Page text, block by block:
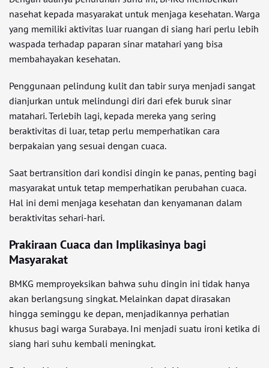
nasehat kepada masyarakat untuk menjaga kesehatan. Warga
yang memiliki aktivitas luar ruangan di siang hari perlu lebih
waspada terhadap paparan sinar matahari yang bisa
membahayakan kesehatan.
Penggunaan pelindung kulit dan tabir surya menjadi sangat
dianjurkan untuk melindungi diri dari efek buruk sinar
matahari. Terlebih lagi, kepada mereka yang sering
beraktivitas di luar, tetap perlu memperhatikan cara
berpakaian yang sesuai dengan cuaca.
Saat bertransition dari kondisi dingin ke panas, penting bagi
masyarakat untuk tetap memperhatikan perubahan cuaca.
Hal ini demi menjaga kesehatan dan kenyamanan dalam
beraktivitas sehari-hari.
Prakiraan Cuaca dan Implikasinya bagi
Masyarakat
BMKG memproyeksikan bahwa suhu dingin ini tidak hanya
akan berlangsung singkat. Melainkan dapat dirasakan
hingga seminggu ke depan, menjadikannya perhatian
khusus bagi warga Surabaya. Ini menjadi suatu ironi ketika di
siang hari suhu kembali meningkat.